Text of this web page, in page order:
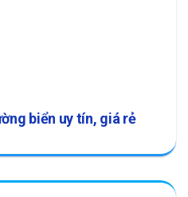
biển uy tín, giá rẻ